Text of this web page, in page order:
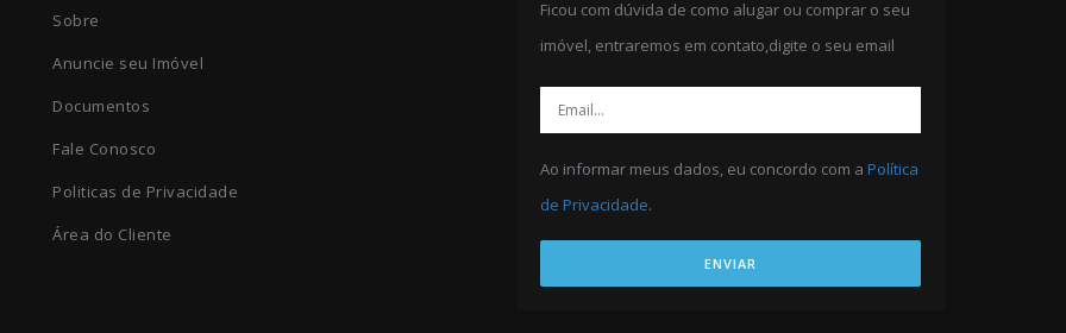
Sobre
Anuncie seu Imóvel
Documentos
Fale Conosco
Politicas de Privacidade
Área do Cliente
Ficou com dúvida de como alugar ou comprar o seu
imóvel, entraremos em contato,digite o seu email
Ao informar meus dados, eu concordo com a Política
de Privacidade.
ENVIAR